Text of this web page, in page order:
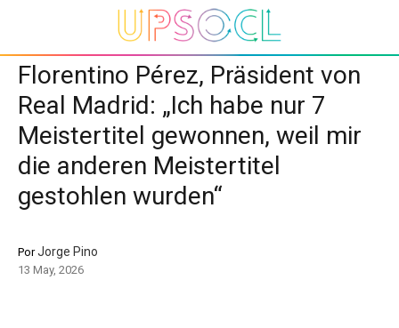
Florentino Pérez, Präsident von
Real Madrid: „Ich habe nur 7
Meistertitel gewonnen, weil mir
die anderen Meistertitel
gestohlen wurden“
PorJorge Pino
13 May, 2026